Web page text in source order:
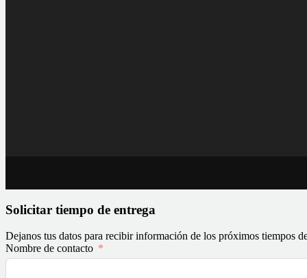
Solicitar tiempo de entrega
Dejanos tus datos para recibir información de los próximos tiempos
Nombre de contacto